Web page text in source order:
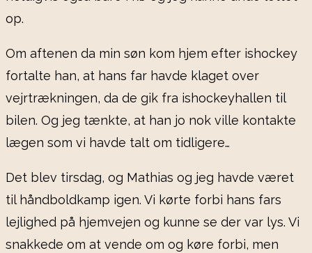
op.
Om aftenen da min søn kom hjem efter ishockey
fortalte han, at hans far havde klaget over
vejrtrækningen, da de gik fra ishockeyhallen til
bilen. Og jeg tænkte, at han jo nok ville kontakte
lægen som vi havde talt om tidligere…
Det blev tirsdag, og Mathias og jeg havde været
til håndboldkamp igen. Vi kørte forbi hans fars
lejlighed på hjemvejen og kunne se der var lys. Vi
snakkede om at vende om og køre forbi, men